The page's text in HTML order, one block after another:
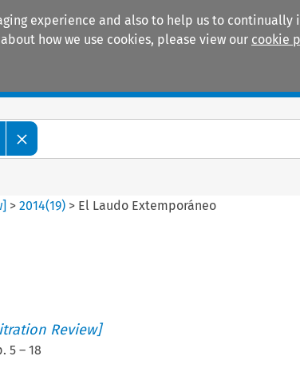
experience and also to help us to
how we use cookies, please view our cookie
>2014(19) > El Laudo Extemporáneo
Review]
5– 18